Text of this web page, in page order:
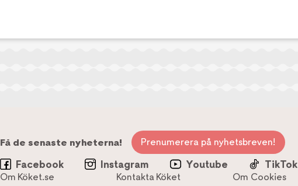
Få de senaste nyheterna! Prenumerera på nyhetsbreven!
Facebook Instagram Youtube TikTok
Om Köket.se Kontakta Köket Om Cookies